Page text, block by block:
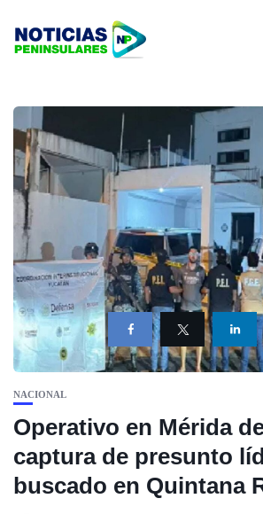
NACIONAL
Operativo en Mérida
captura de presunto
buscado en Quintana